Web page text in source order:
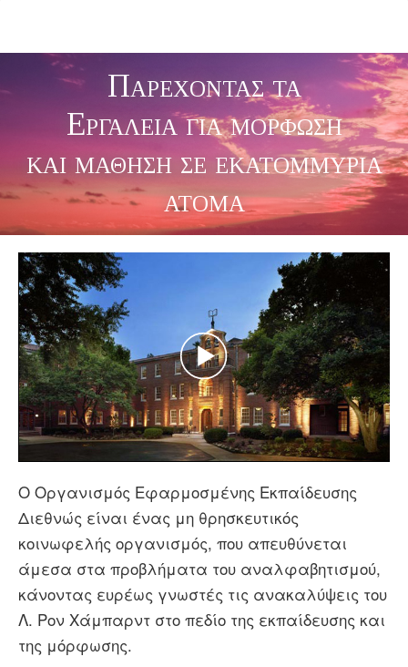
Παρέχοντας τα
Εργαλεία για μόρφωση
και μάθηση σε εκατομμύρια
άτομα
Play
Video
Ο Oργανισμός Εφαρμοσμένης Εκπαίδευσης
Διεθνώς είναι ένας μη θρησκευτικός
κοινωφελής οργανισμός, που απευθύνεται
άμεσα στα προβλήματα του αναλφαβητισμού,
κάνοντας ευρέως γνωστές τις ανακαλύψεις του
Λ. Ρον Χάμπαρντ στο πεδίο της εκπαίδευσης και
της μόρφωσης.